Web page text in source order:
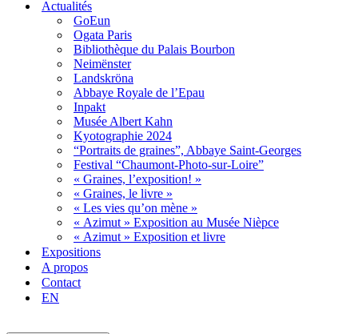
Actualités
GoEun
Ogata Paris
Bibliothèque du Palais Bourbon
Neimënster
Landskröna
Abbaye Royale de l’Epau
Inpakt
Musée Albert Kahn
Kyotographie 2024
“Portraits de graines”, Abbaye Saint-Georges
Festival “Chaumont-Photo-sur-Loire”
« Graines, l’exposition! »
« Graines, le livre »
« Les vies qu’on mène »
« Azimut » Exposition au Musée Nièpce
« Azimut » Exposition et livre
Expositions
A propos
Contact
EN